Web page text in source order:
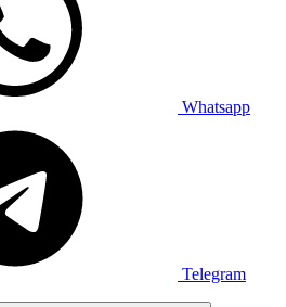
Whatsapp
Telegram